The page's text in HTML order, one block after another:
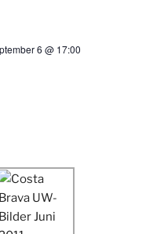
6 @ 17:00